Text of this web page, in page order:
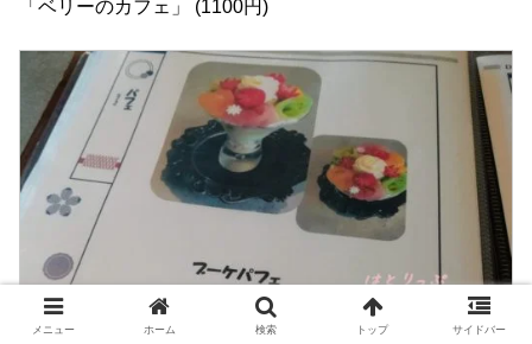
「ベリーのカフェ」 (1100円)
メニュー ホーム 検索 トップ サイドバー